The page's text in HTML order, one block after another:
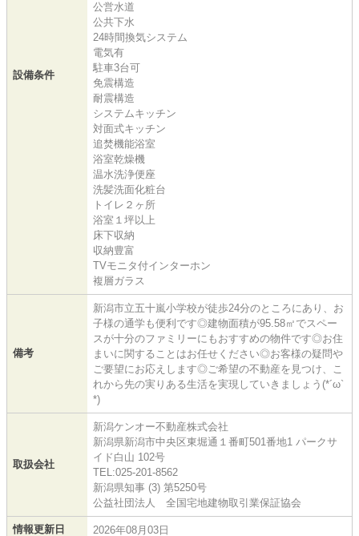
設備条件
公営水道
公共下水
24時間換気システム
電気有
駐車3台可
免震構造
耐震構造
システムキッチン
対面式キッチン
追焚機能浴室
浴室乾燥機
温水洗浄便座
洗髪洗面化粧台
トイレ２ヶ所
浴室１坪以上
床下収納
収納豊富
TVモニタ付インターホン
複層ガラス
備考
新潟市立五十嵐小学校が徒歩24分のところにあり、お
子様の通学も便利です◎建物面積が95.58㎡でスペー
スが十分のファミリーにもおすすめの物件です◎お住
まいに関することはお任せください◎お客様の疑問や
ご要望にお応えします◎ご希望の不動産を見つけ、こ
れから先の実りある生活を実現していきましょう(*´ω`
*)
取扱会社
新潟ケンオー不動産株式会社
新潟県新潟市中央区東堀通１番町501番地1 パークサ
イド白山 102号
TEL:025-201-8562
新潟県知事 (3) 第5250号
公益社団法人 全国宅地建物取引業保証協会
情報更新日 2026年08月03日